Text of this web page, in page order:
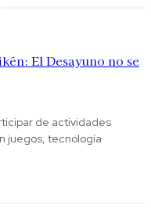
El Desayuno no se
de actividades
juegos, tecnología